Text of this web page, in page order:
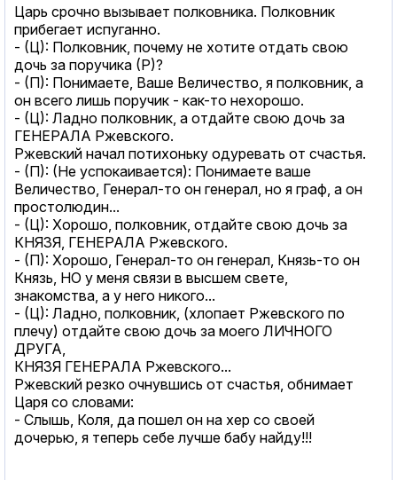
Царь срочно вызывает полковника. Полковник
прибегает испуганно.
- (Ц): Полковник, почему не хотите отдать свою
дочь за поручика (Р)?
- (П): Понимаете, Ваше Величество, я полковник, а
он всего лишь поручик - как-то нехорошо.
- (Ц): Ладно полковник, а отдайте свою дочь за
ГЕНЕРАЛА Ржевского.
Ржевский начал потихоньку одуревать от счастья.
- (П): (Не успокаивается): Понимаете ваше
Величество, Генерал-то он генерал, но я граф, а он
простолюдин...
- (Ц): Хорошо, полковник, отдайте свою дочь за
КНЯЗЯ, ГЕНЕРАЛА Ржевского.
- (П): Хорошо, Генерал-то он генерал, Князь-то он
Князь, НО у меня связи в высшем свете,
знакомства, а у него никого...
- (Ц): Ладно, полковник, (хлопает Ржевского по
плечу) отдайте свою дочь за моего ЛИЧНОГО
ДРУГА,
КНЯЗЯ ГЕНЕРАЛА Ржевского...
Ржевский резко очнувшись от счастья, обнимает
Царя со словами:
- Слышь, Коля, да пошел он на хер со своей
дочерью, я теперь себе лучше бабу найду!!!